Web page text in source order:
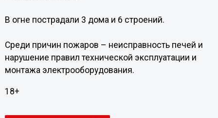
В огне пострадали 3 дома и 6 строений.
Среди причин пожаров – неисправность печей и
нарушение правил технической эксплуатации и
монтажа электрооборудования.
18+